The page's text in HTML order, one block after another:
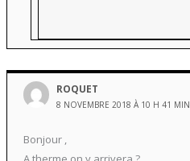
ROQUET
8 NOVEMBRE 2018 À 10 H 41 MIN
Bonjour ,